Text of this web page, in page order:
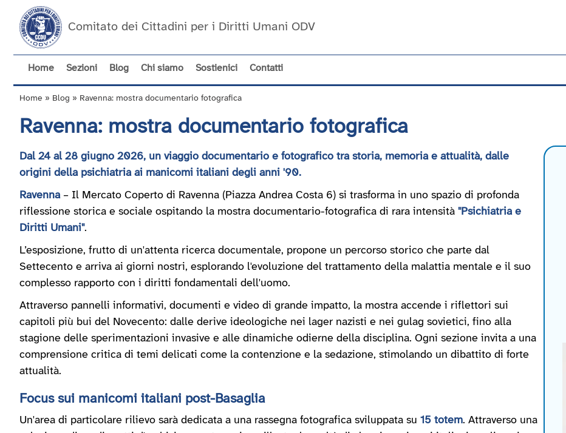
contenuto
principale
Comitato dei Cittadini per i Diritti Umani ODV
Navigazione
principale
Home Sezioni Blog Chi siamo Sostienici Contatti
di
pane
Home Blog Ravenna: mostra documentario fotografica
Ravenna: mostra documentario fotografica
Dal 24 al 28 giugno 2026, un viaggio documentario e fotografico tra storia, memoria e attualità, dalle
origini della psichiatria ai manicomi italiani degli anni '90.
Ravenna– Il Mercato Coperto di Ravenna (Piazza Andrea Costa 6) si trasforma in uno spazio di profonda
riflessione storica e sociale ospitando la mostra documentario-fotografica di rara intensità "Psichiatria e
Diritti Umani".
L’esposizione, frutto di un'attenta ricerca documentale, propone un percorso storico che parte dal
Settecento e arriva ai giorni nostri, esplorando l'evoluzione del trattamento della malattia mentale e il suo
complesso rapporto con i diritti fondamentali dell'uomo.
Attraverso pannelli informativi, documenti e video di grande impatto, la mostra accende i riflettori sui
capitoli più bui del Novecento: dalle derive ideologiche nei lager nazisti e nei gulag sovietici, fino alla
stagione delle sperimentazioni invasive e alle dinamiche odierne della disciplina. Ogni sezione invita a una
comprensione critica di temi delicati come la contenzione e la sedazione, stimolando un dibattito di forte
attualità.
Focus sui manicomi italiani post-Basaglia
Un'area di particolare rilievo sarà dedicata a una rassegna fotografica sviluppata su 15 totem. Attraverso una